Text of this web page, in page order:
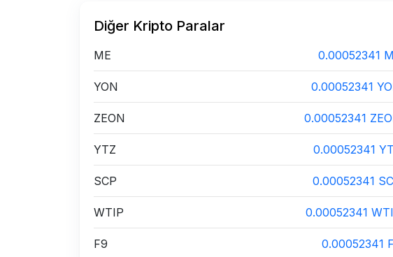
Diğer Kripto Paralar
ME 0.00052341
YON 0.00052341
ZEON 0.00052341
YTZ 0.00052341
SCP 0.00052341
WTIP 0.00052341
F9 0.00052341